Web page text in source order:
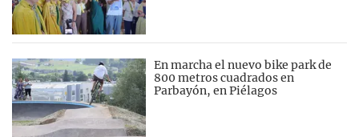
En marcha el nuevo bike park de
800 metros cuadrados en
Parbayón, en Piélagos